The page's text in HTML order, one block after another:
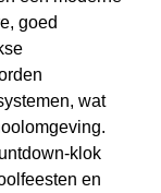
goed
wat
klok
en